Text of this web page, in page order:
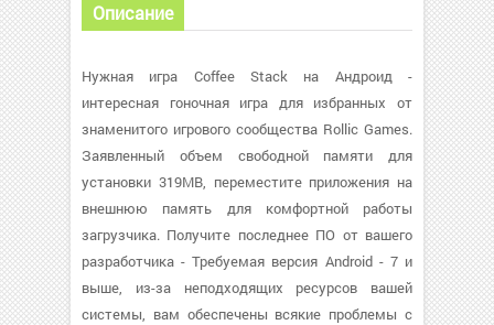
Описание
Нужная игра Coffee Stack на Андроид -
интересная гоночная игра для избранных от
знаменитого игрового сообщества Rollic Games.
Заявленный объем свободной памяти для
установки 319MB, переместите приложения на
внешнюю память для комфортной работы
загрузчика. Получите последнее ПО от вашего
разработчика - Требуемая версия Android - 7 и
выше, из-за неподходящих ресурсов вашей
системы, вам обеспечены всякие проблемы с